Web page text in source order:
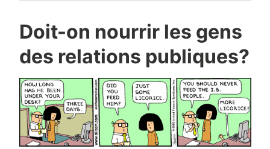
Doit-on nourrir les gens
des relations publiques?